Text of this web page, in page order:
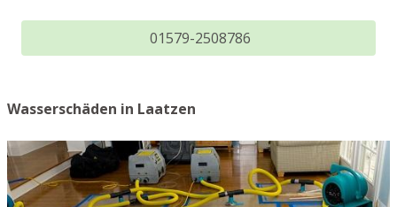
01579-2508786
Wasserschäden in Laatzen